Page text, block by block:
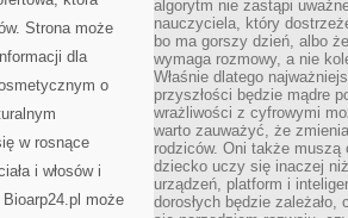
Strona może
dla
o
w rosnące
i włosów i
może
algorytm nie zastąpi
nauczyciela, który
bo ma gorszy dzień, albo
wymaga rozmowy, a nie
Właśnie dlatego
przyszłości będzie mądre
wrażliwości z cyfrowymi
warto zauważyć, że
rodziców. Oni także
dziecko uczy się inaczej
urządzeń, platform i
dorosłych będzie